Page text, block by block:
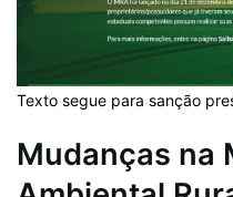
Texto segue para sanção
Mudanças na